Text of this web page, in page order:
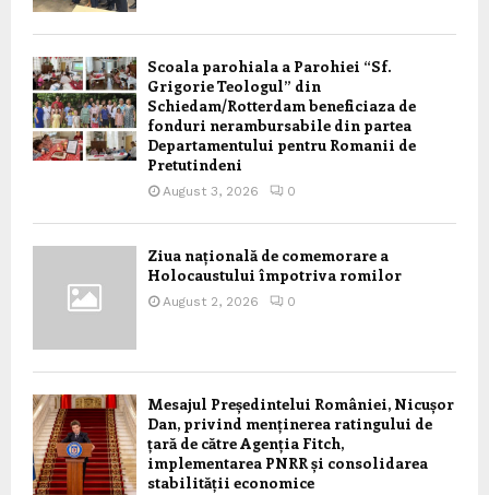
Scoala parohiala a Parohiei “Sf.
Grigorie Teologul” din
Schiedam/Rotterdam beneficiaza de
fonduri nerambursabile din partea
Departamentului pentru Romanii de
Pretutindeni
August 3, 2026 0
Ziua națională de comemorare a
Holocaustului împotriva romilor
August 2, 2026 0
Mesajul Președintelui României, Nicușor
Dan, privind menținerea ratingului de
țară de către Agenția Fitch,
implementarea PNRR și consolidarea
stabilității economice